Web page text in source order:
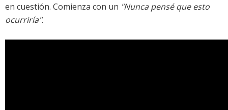
en cuestión. Comienza con un "Nunca pensé que esto
ocurriría".